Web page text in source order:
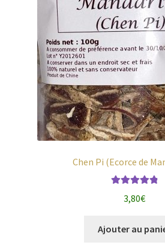
Chen Pi (Ecorce de
3,80€
Ajouter au